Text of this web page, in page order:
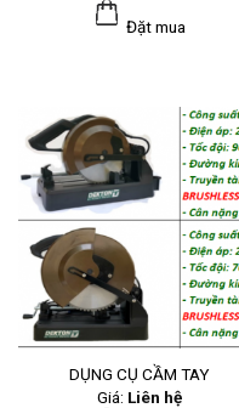
Đặt mua
DỤNG CỤ CẦM TAY
Giá: Liên hệ